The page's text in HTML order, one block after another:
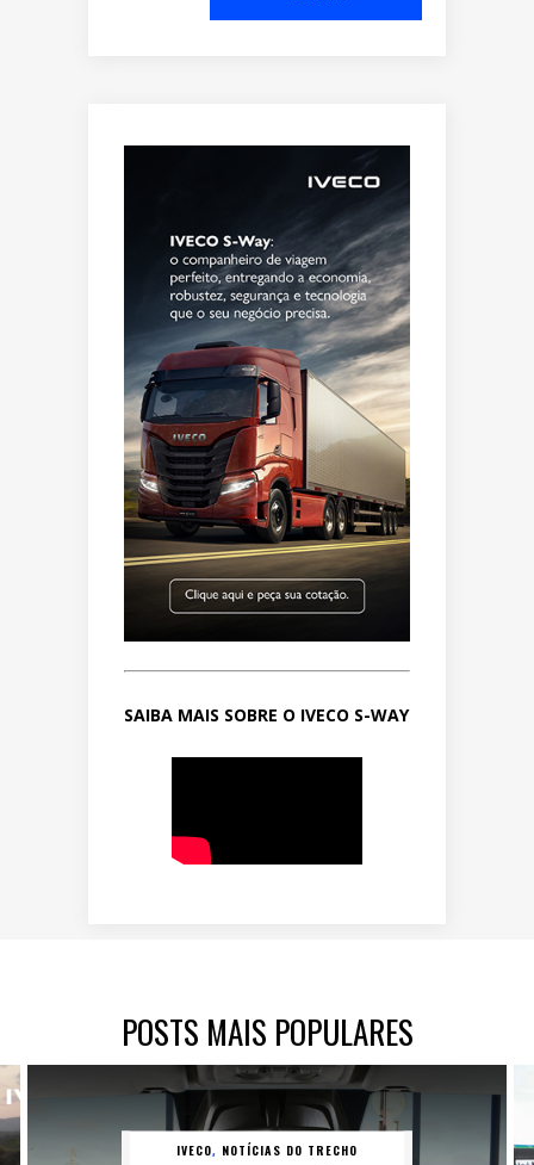
SAIBA MAIS SOBRE O IVECO S-WAY
POSTS MAIS POPULARES
IVECO, NOTÍCIAS DO TRECHO